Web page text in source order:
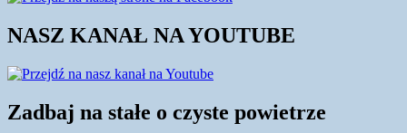
NASZ KANAŁ NA YOUTUBE
Zadbaj na stałe o czyste powietrze